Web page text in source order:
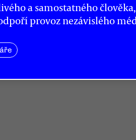
a samostatného
provoz nezávislého